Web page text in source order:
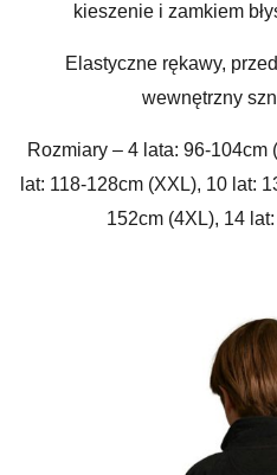
kieszenie i zamkiem
Elastyczne rękawy,
wewnętrzny
Rozmiary – 4 lata: 96-104cm
lat: 118-128cm (XXL), 10 lat:
152cm (4XL), 14